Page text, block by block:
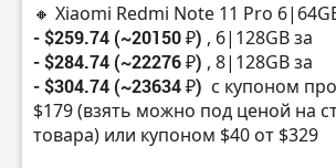
🔸 Xiaomi Redmi Note 11 Pro
- $259.74 (~20150 ₽) , 6|128GB за
- $284.74 (~22276 ₽) , 8|128GB за
- $304.74 (~23634 ₽) с купоном
$179 (взять можно под ценой на
товара) или купоном $40 от $329